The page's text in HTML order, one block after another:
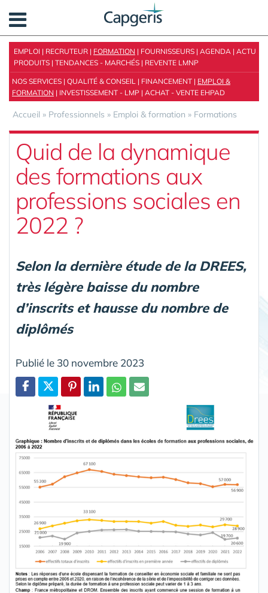
EMPLOI | RECRUTEUR | FORMATION | FOURNISSEURS | AGENDA | ACTU
PRODUITS | TENDANCES - MARCHÉS | REVENTE LMNP
NOS SERVICES | QUALITÉ & CONSEIL | FINANCEMENT | EMPLOI &
FORMATION | INVESTISSEMENT - LMP | ACHAT - VENTE EHPAD
Accueil » Professionnels » Emploi & formation » Formations
Quid de la dynamique
des formations aux
professions sociales en
2022 ?
Selon la dernière étude de la DREES,
très légère baisse du nombre
d’inscrits et hausse du nombre de
diplômés
Publié le 30 novembre 2023
Panneau de gestion des cookies